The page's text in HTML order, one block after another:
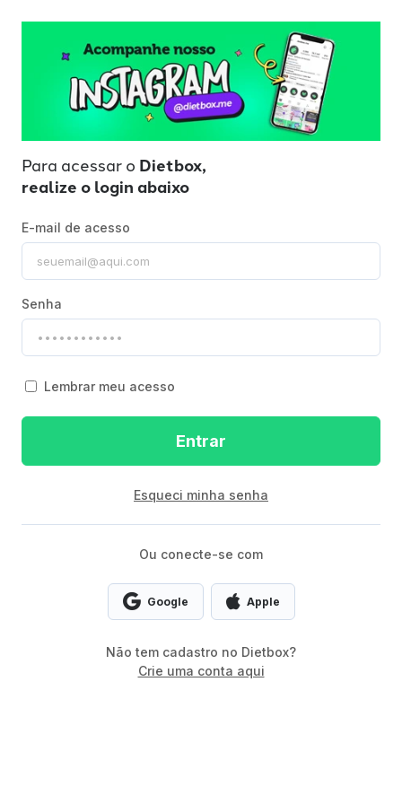
Para acessar o Dietbox,
realize o login abaixo
Ou conecte-se com
Google Apple
E-mail de acesso
Senha
Lembrar meu acesso
Entrar
Esqueci minha senha
Não tem cadastro no Dietbox?
Crie uma conta aqui